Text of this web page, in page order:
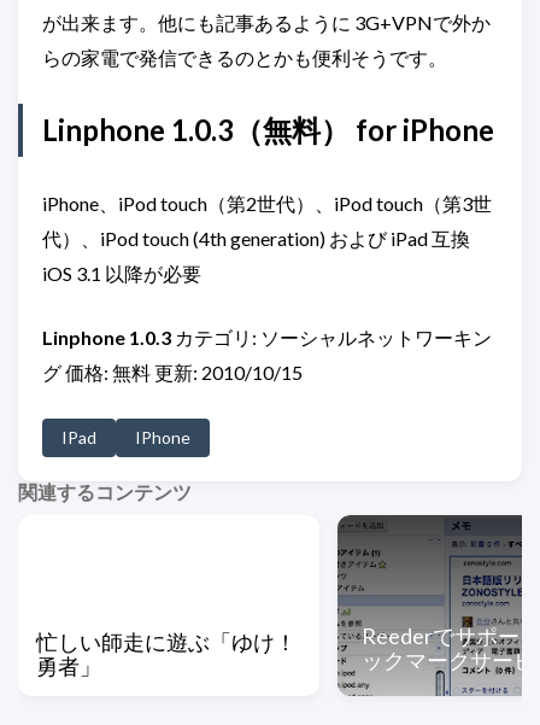
が出来ます。他にも記事あるように 3G+VPNで外か
らの家電で発信できるのとかも便利そうです。
Linphone 1.0.3（無料） for iPhone
iPhone、iPod touch（第2世代）、iPod touch（第3世
代）、iPod touch (4th generation) および iPad 互換
iOS 3.1 以降が必要
Linphone 1.0.3 カテゴリ: ソーシャルネットワーキン
グ 価格: 無料 更新: 2010/10/15
IPad IPhone
関連するコンテンツ
忙しい師走に遊ぶ「ゆけ！
勇者」
Reederでサポー
ックマークサー